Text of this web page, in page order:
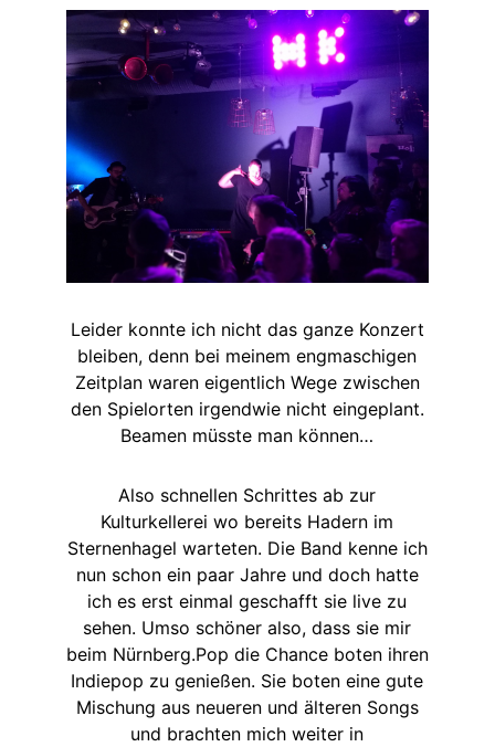
Leider konnte ich nicht das ganze Konzert
bleiben, denn bei meinem engmaschigen
Zeitplan waren eigentlich Wege zwischen
den Spielorten irgendwie nicht eingeplant.
Beamen müsste man können…
Also schnellen Schrittes ab zur
Kulturkellerei wo bereits Hadern im
Sternenhagel warteten. Die Band kenne ich
nun schon ein paar Jahre und doch hatte
ich es erst einmal geschafft sie live zu
sehen. Umso schöner also, dass sie mir
beim Nürnberg.Pop die Chance boten ihren
Indiepop zu genießen. Sie boten eine gute
Mischung aus neueren und älteren Songs
und brachten mich weiter in